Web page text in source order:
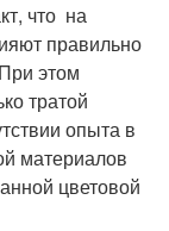
что на
правильно
этом
тратой
опыта в
материалов
цветовой